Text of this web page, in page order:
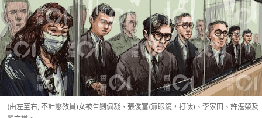
(由左至右, 不計懲教員)女被告劉佩凝、張俊富(無眼鏡，打呔)、李家田、許湛榮及